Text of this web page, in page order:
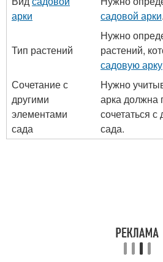
арки
садовой арки.
Тип растений
Нужно
растений,
садовую арку
Сочетание с
другими
элементами
сада
Нужно
арка должна
сочетаться
сада.